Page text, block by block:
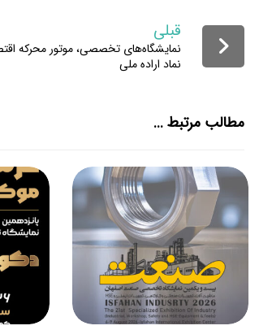
قبلی
نمایشگاه‌های تخصصی، موتور محرکه
نماد اراده ملی
مطالب مرتبط ...